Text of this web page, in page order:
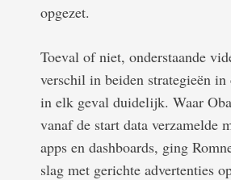
opgezet.
Toeval of niet, onderstaande
verschil in beiden strategieën
in elk geval duidelijk. Waar
vanaf de start data verzamelde
apps en dashboards, ging
slag met gerichte advertenties